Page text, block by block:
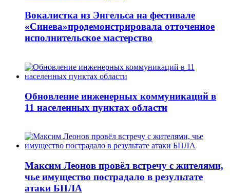
Вокалистка из Энгельса на фестивале
«Синева»продемонстрировала отточенное
исполнительское мастерство
Обновление инженерных коммуникаций в
11 населенных пунктах области
Максим Леонов провёл встречу с жителями,
чье имущество пострадало в результате
атаки БПЛА